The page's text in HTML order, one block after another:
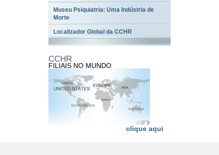
Museu Psiquiatria: Uma Indústria de
Morte
Localizador Global da CCHR
CCHR
FILIAIS NO MUNDO
clique aqui